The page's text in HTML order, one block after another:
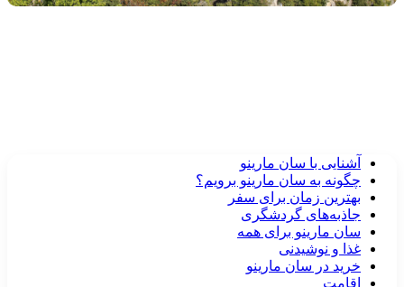
آشنایی با سان مارینو
چگونه به سان مارینو برویم؟
بهترین زمان برای سفر
جاذبه‌های گردشگری
سان مارینو برای همه
غذا و نوشیدنی
خرید در سان مارینو
اقامت